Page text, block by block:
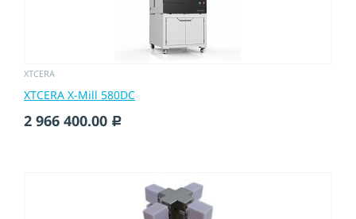
XTCERA
XTCERA X-Mill 580DC
2 966 400.00 c